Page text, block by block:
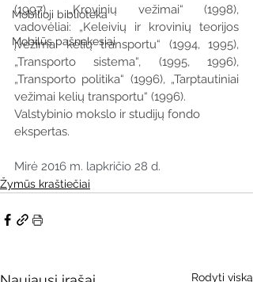
Mobilioji biblioteka
Mobilūs pašnekesiai
(1997), „Krovinių vežimai“ (1998),
vadovėliai: „Keleivių ir krovinių teorijos
įvežimai kelių transportu“ (1994, 1995),
„Transporto sistema“, (1995, 1996),
„Transporto politika“ (1996), „Tarptautiniai
vežimai kelių transportu“ (1996).
Valstybinio mokslo ir studijų fondo
ekspertas.
Mirė 2016 m. lapkričio 28 d.
Žymūs kraštiečiai
Rodyti viską